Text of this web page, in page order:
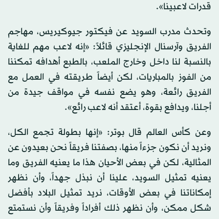
قدرات لاعبينا».
وتحدث مدرب السويد عن فيكتور جيوكيريس، مهاجم
الفريق وآرسنال الإنجليزي قائلاً: «إنه لاعب مهم للغاية
بالنسبة لنا داخل وخارج الملعب، بالطبع أهدافه تمكننا
من الفوز بالمباريات، لكن أيضاً طريقته في العمل مع
الفريق رائعة، وهو يضع نفسه في مواقف جيدة من
أجلنا، ويدافع بقوة، أعتقد أنه لاعب رائع».
وعن كأس العالم قال بوتر: «إنها بطولة تجمع الكل،
ونريد أن نكون جزءاً منها، بصفتنا فريقاً نحن بعيدون عن
المثالية، لكن في بعض الأحيان هذا ما يعنيه الفريق وما
يعنيه تمثيل السويد، علينا أن نبذل جهداً، وأن نظهر
إمكاناتنا في بعض الأوقات، نريد تمثيل البلاد بأفضل
شكل ممكن، وأن نظهر ذلك أفراداً وفريقاً وأن نستمتع